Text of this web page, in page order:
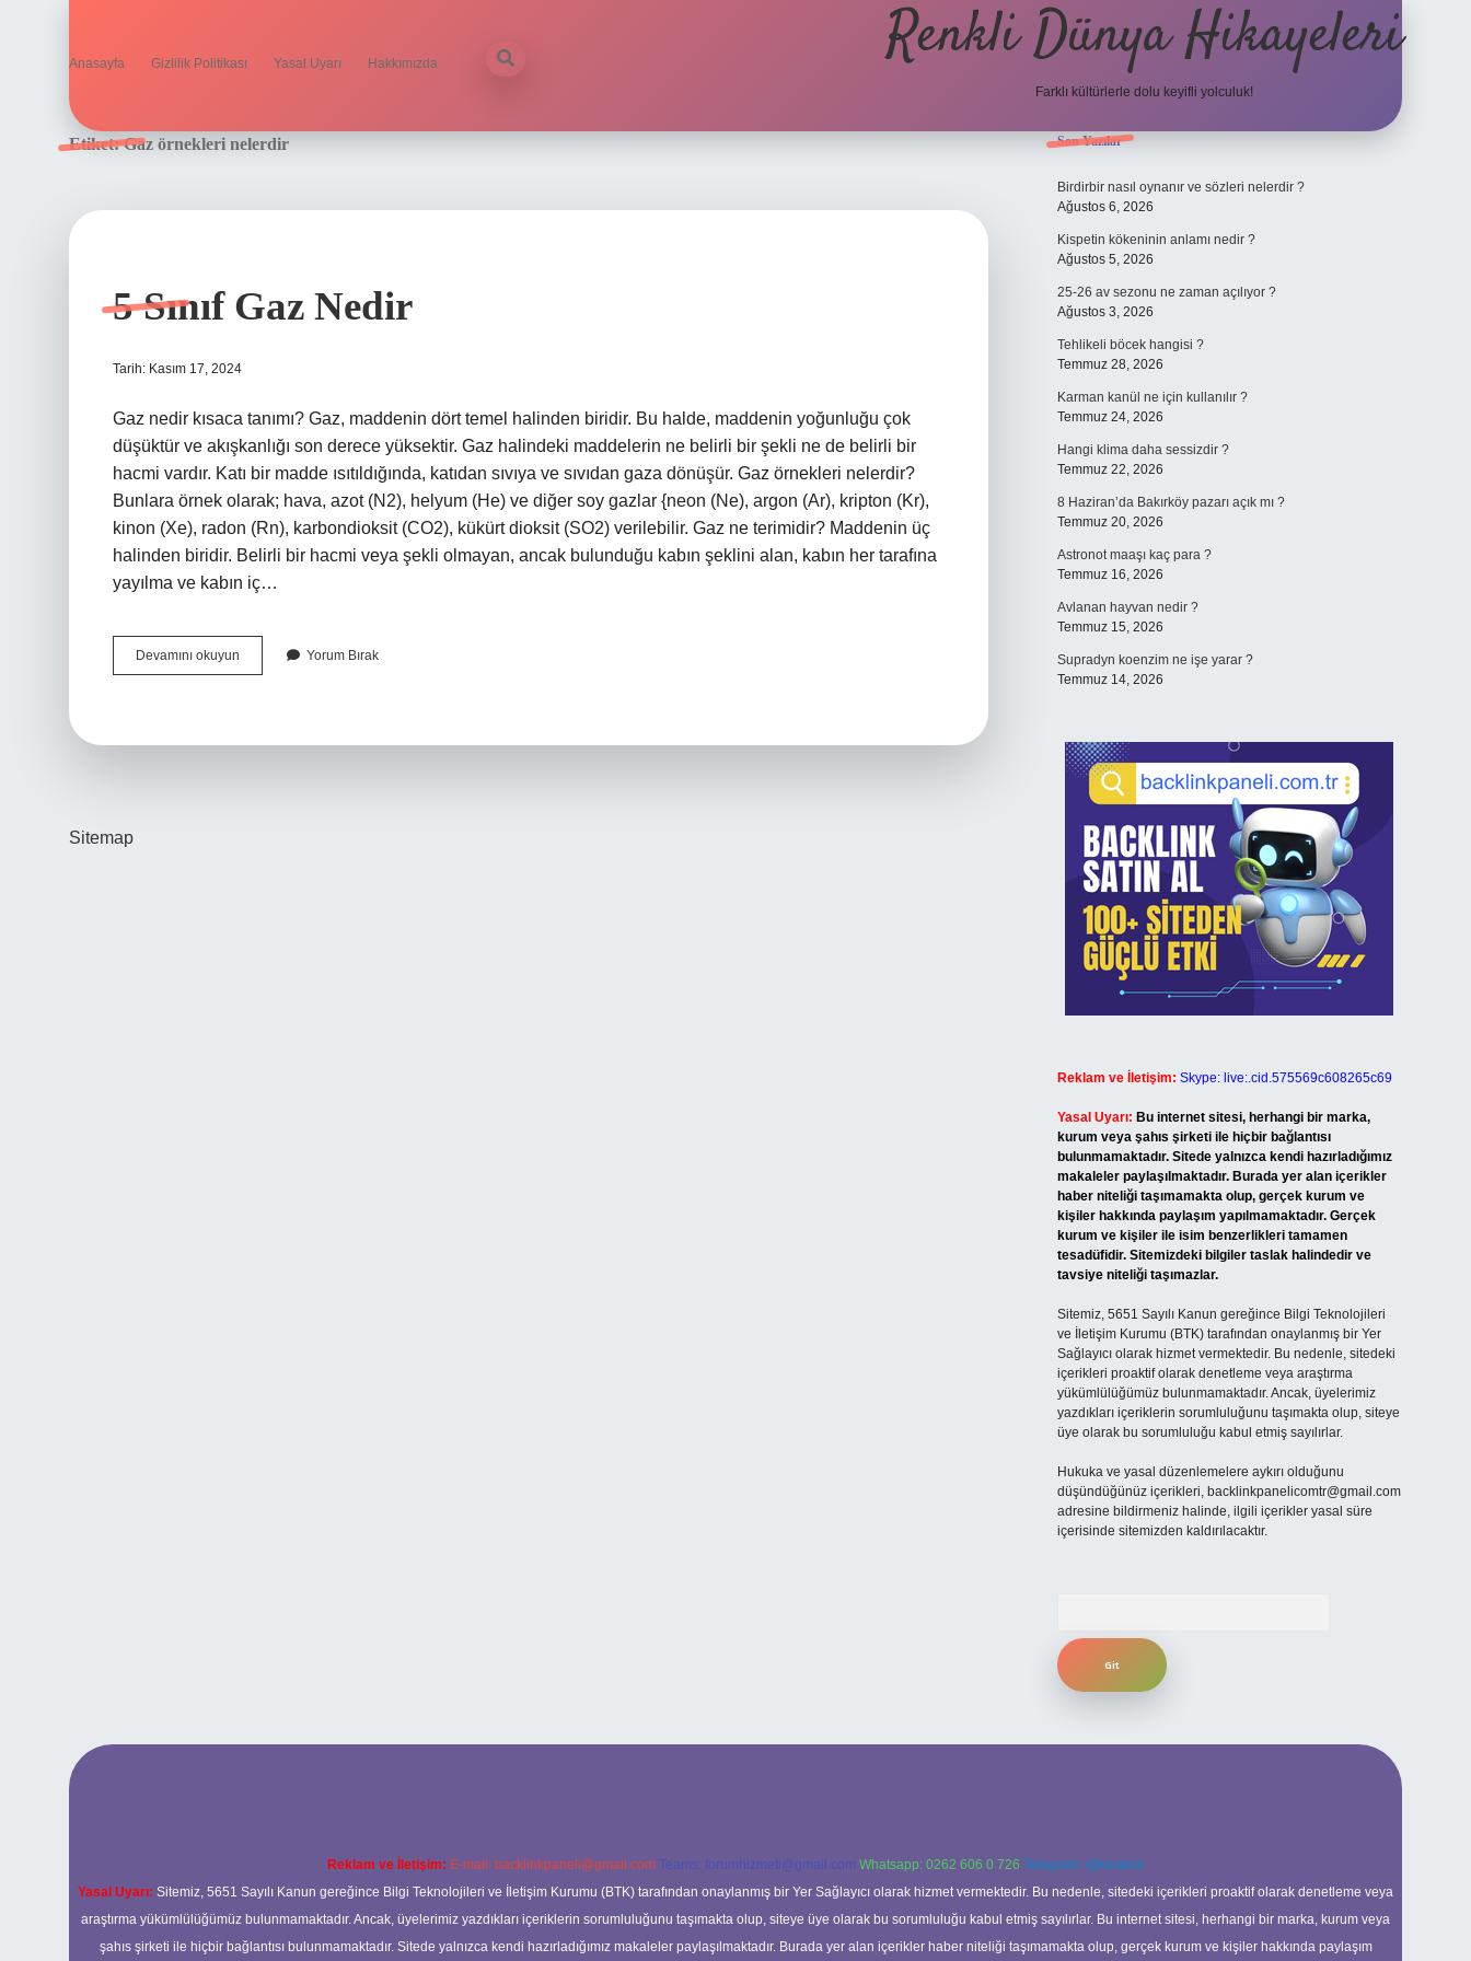
Anasayfa Gizlilik Politikası Yasal Uyarı Hakkımızda Renkli Dünya Hikayeleri
Farklı kültürlerle dolu keyifli yolculuk!
Etiket:Gaz örnekleri nelerdir
5 Sınıf Gaz Nedir
Tarih: Kasım 17, 2024
Gaz nedir kısaca tanımı? Gaz, maddenin dört temel halinden biridir. Bu halde, maddenin yoğunluğu çok
düşüktür ve akışkanlığı son derece yüksektir. Gaz halindeki maddelerin ne belirli bir şekli ne de belirli bir
hacmi vardır. Katı bir madde ısıtıldığında, katıdan sıvıya ve sıvıdan gaza dönüşür. Gaz örnekleri nelerdir?
Bunlara örnek olarak; hava, azot (N2), helyum (He) ve diğer soy gazlar {neon (Ne), argon (Ar), kripton (Kr),
kinon (Xe), radon (Rn), karbondioksit (CO2), kükürt dioksit (SO2) verilebilir. Gaz ne terimidir? Maddenin üç
halinden biridir. Belirli bir hacmi veya şekli olmayan, ancak bulunduğu kabın şeklini alan, kabın her tarafına
yayılma ve kabın iç…
Devamını okuyun
Sınıf
Yorum Bırak
Sitemap
Sidebar
Son Yazılar
Birdirbir nasıl oynanır ve sözleri nelerdir ?
Ağustos 6, 2026
Kispetin kökeninin anlamı nedir ?
Ağustos 5, 2026
25-26 av sezonu ne zaman açılıyor ?
Ağustos 3, 2026
Tehlikeli böcek hangisi ?
Temmuz 28, 2026
Karman kanül ne için kullanılır ?
Temmuz 24, 2026
Hangi klima daha sessizdir ?
Temmuz 22, 2026
8 Haziran’da Bakırköy pazarı açık mı ?
Temmuz 20, 2026
Astronot maaşı kaç para ?
Temmuz 16, 2026
Avlanan hayvan nedir ?
Temmuz 15, 2026
Supradyn koenzim ne işe yarar ?
Temmuz 14, 2026
Reklam ve İletişim: Skype: live:.cid.575569c608265c69
Yasal Uyarı: Bu internet sitesi, herhangi bir marka,
kurum veya şahıs şirketi ile hiçbir bağlantısı
bulunmamaktadır. Sitede yalnızca kendi hazırladığımız
makaleler paylaşılmaktadır. Burada yer alan içerikler
haber niteliği taşımamakta olup, gerçek kurum ve
kişiler hakkında paylaşım yapılmamaktadır. Gerçek
kurum ve kişiler ile isim benzerlikleri tamamen
tesadüfidir. Sitemizdeki bilgiler taslak halindedir ve
tavsiye niteliği taşımazlar.
Sitemiz, 5651 Sayılı Kanun gereğince Bilgi Teknolojileri
ve İletişim Kurumu (BTK) tarafından onaylanmış bir Yer
Sağlayıcı olarak hizmet vermektedir. Bu nedenle, sitedeki
içerikleri proaktif olarak denetleme veya araştırma
yükümlülüğümüz bulunmamaktadır. Ancak, üyelerimiz
yazdıkları içeriklerin sorumluluğunu taşımakta olup, siteye
üye olarak bu sorumluluğu kabul etmiş sayılırlar.
Hukuka ve yasal düzenlemelere aykırı olduğunu
düşündüğünüz içerikleri, backlinkpanelicomtr@gmail.com
adresine bildirmeniz halinde, ilgili içerikler yasal süre
içerisinde sitemizden kaldırılacaktır.
Reklam ve İletişim: E-mail: backlinkpaneli@gmail.com Teams: forumhizmeti@gmail.com Whatsapp: 0262 606 0 726 Telegram: @karabul
Yasal Uyarı: Sitemiz, 5651 Sayılı Kanun gereğince Bilgi Teknolojileri ve İletişim Kurumu (BTK) tarafından onaylanmış bir Yer Sağlayıcı olarak hizmet vermektedir. Bu nedenle, sitedeki içerikleri proaktif olarak denetleme veya
araştırma yükümlülüğümüz bulunmamaktadır. Ancak, üyelerimiz yazdıkları içeriklerin sorumluluğunu taşımakta olup, siteye üye olarak bu sorumluluğu kabul etmiş sayılırlar. Bu internet sitesi, herhangi bir marka, kurum veya
şahıs şirketi ile hiçbir bağlantısı bulunmamaktadır. Sitede yalnızca kendi hazırladığımız makaleler paylaşılmaktadır. Burada yer alan içerikler haber niteliği taşımamakta olup, gerçek kurum ve kişiler hakkında paylaşım